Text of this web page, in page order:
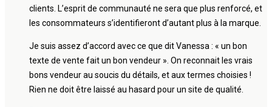
clients. L’esprit de communauté ne sera que plus renforcé, et
les consommateurs s’identifieront d’autant plus à la marque.
Je suis assez d’accord avec ce que dit Vanessa : « un bon
texte de vente fait un bon vendeur ». On reconnait les vrais
bons vendeur au soucis du détails, et aux termes choisies !
Rien ne doit être laissé au hasard pour un site de qualité.